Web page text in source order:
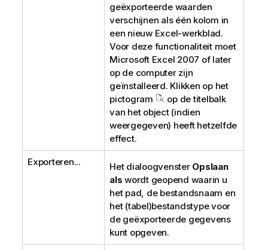
geëxporteerde waarden
verschijnen als één kolom in
een nieuw Excel-werkblad.
Voor deze functionaliteit moet
Microsoft Excel 2007 of later
op de computer zijn
geïnstalleerd. Klikken op het
pictogram
op de titelbalk
van het object (indien
weergegeven) heeft hetzelfde
effect.
Exporteren... Het dialoogvenster Opslaan
als wordt geopend waarin u
het pad, de bestandsnaam en
het (tabel)bestandstype voor
de geëxporteerde gegevens
kunt opgeven.